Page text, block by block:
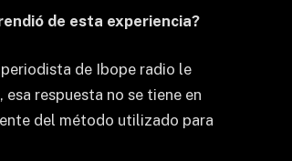
de esta experiencia?
de Ibope radio le
respuesta no se tiene en
del método utilizado para